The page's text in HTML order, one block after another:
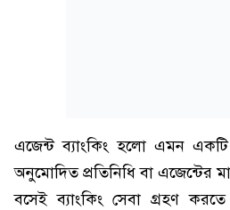
এজেন্ট ব্যাংকিং হলো এমন একটি
অনুমোদিত প্রতিনিধি বা এজেন্টের
বসেই ব্যাংকিং সেবা গ্রহণ করতে